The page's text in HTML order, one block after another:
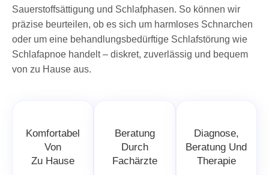
Komfortabel
Von
Zu Hause
Beratung
Durch
Fachärzte
Diagnose,
Beratung Und
Therapie
Sauerstoffsättigung und Schlafphasen. So können wir
präzise beurteilen, ob es sich um harmloses Schnarchen
oder um eine behandlungsbedürftige Schlafstörung wie
Schlafapnoe handelt – diskret, zuverlässig und bequem
von zu Hause aus.